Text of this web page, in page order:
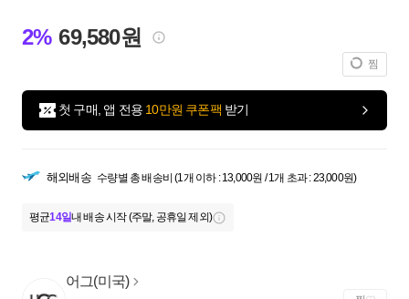
2% 69,580원
찜
첫 구매, 앱 전용 10만원 쿠폰팩 받기
해외배송 수량별 총 배송비 (1개 이하 : 13,000원 / 1개 초과 : 23,000원)
평균14일내 배송 시작 (주말, 공휴일 제외)
어그(미국)